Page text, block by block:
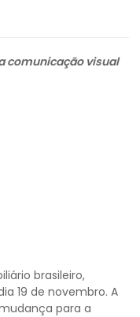
comunicação visual
brasileiro,
19 de novembro. A
para a